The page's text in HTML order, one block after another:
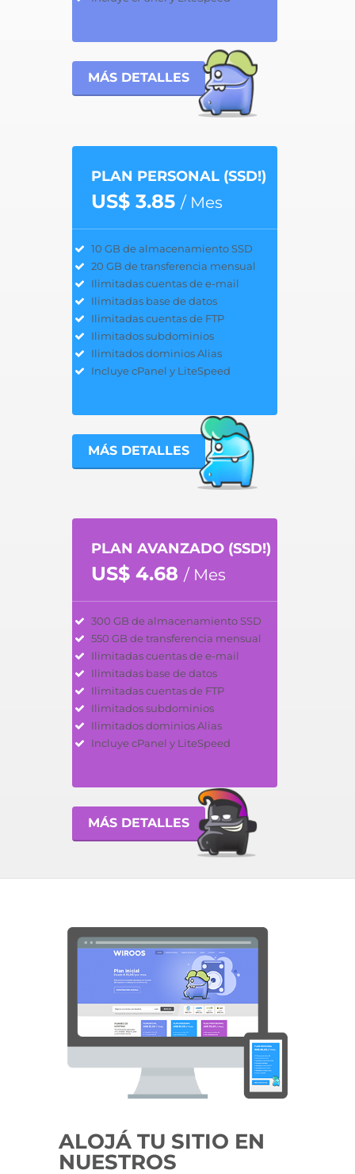
MÁS DETALLES
PLAN PERSONAL (SSD!)
US$ 3.85 / Mes
10 GB de almacenamiento SSD
20 GB de transferencia mensual
Ilimitadas cuentas de e-mail
Ilimitadas base de datos
Ilimitadas cuentas de FTP
Ilimitados subdominios
Ilimitados dominios Alias
Incluye cPanel y LiteSpeed
MÁS DETALLES
PLAN AVANZADO (SSD!)
US$ 4.68 / Mes
300 GB de almacenamiento SSD
550 GB de transferencia mensual
Ilimitadas cuentas de e-mail
Ilimitadas base de datos
Ilimitadas cuentas de FTP
Ilimitados subdominios
Ilimitados dominios Alias
Incluye cPanel y LiteSpeed
MÁS DETALLES
ALOJÁ TU SITIO EN
NUESTROS